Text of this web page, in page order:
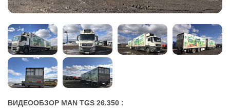
ВИДЕООБЗОР MAN TGS 26.350 :